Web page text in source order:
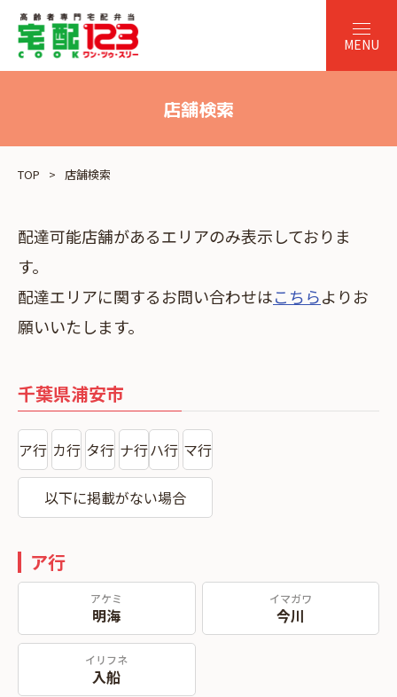
店舗検索
TOP 店舗検索
配達可能店舗があるエリアのみ表示しておりま
す。
配達エリアに関するお問い合わせはこちらよりお
願いいたします。
千葉県浦安市
ア行 カ行 タ行 ナ行ハ行 マ行
以下に掲載がない場合
ア行
アケミ
明海
イマガワ
今川
イリフネ
入船